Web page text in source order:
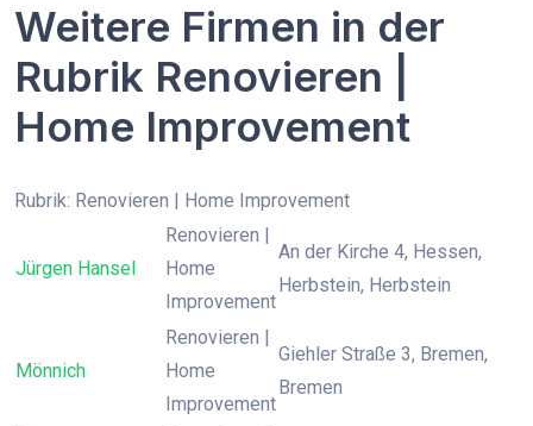
Weitere Firmen in der
Rubrik Renovieren |
Home Improvement
Rubrik: Renovieren | Home Improvement
Jürgen Hansel
Renovieren |
Home
Improvement
An der Kirche 4, Hessen,
Herbstein, Herbstein
Mönnich
Renovieren |
Home
Improvement
Giehler Straße 3, Bremen,
Bremen